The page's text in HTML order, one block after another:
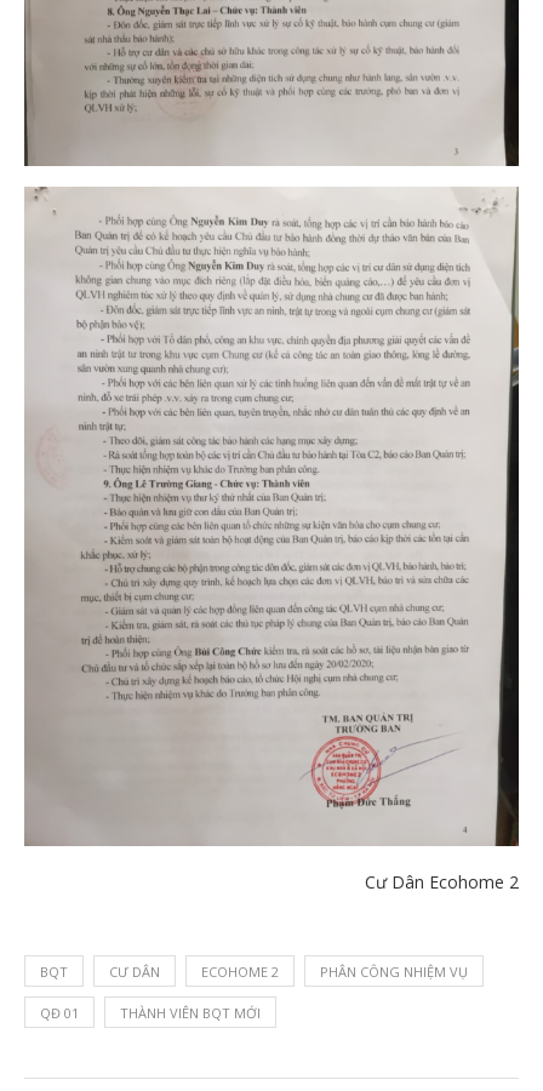
Cư Dân Ecohome 2
BQT CƯ DÂN ECOHOME 2 PHÂN CÔNG NHIỆM VỤ
QĐ 01 THÀNH VIÊN BQT MỚI